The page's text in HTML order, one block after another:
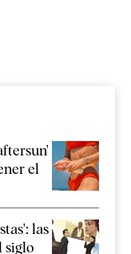
el
las
siglo